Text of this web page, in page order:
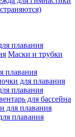
плавания
Маски и трубки
плавания
для плавания
плавания
для бассейна
плавания